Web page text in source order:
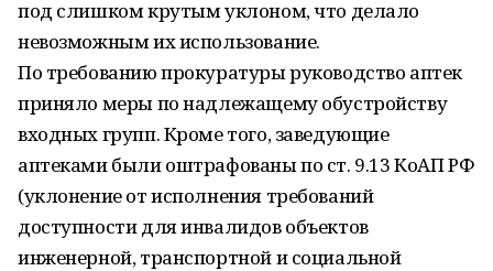
под слишком крутым уклоном, что делало
невозможным их использование.
По требованию прокуратуры руководство аптек
приняло меры по надлежащему обустройству
входных групп. Кроме того, заведующие
аптеками были оштрафованы по ст. 9.13 КоАП РФ
(уклонение от исполнения требований
доступности для инвалидов объектов
инженерной, транспортной и социальной